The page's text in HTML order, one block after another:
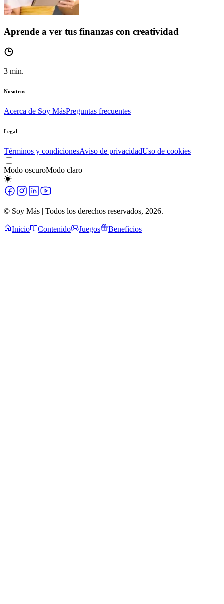
Aprende a ver tus finanzas con creatividad
3 min.
Nosotros
Acerca de Soy MásPreguntas frecuentes
Legal
Términos y condicionesAviso de privacidadUso de cookies
Modo oscuroModo claro
© Soy Más | Todos los derechos reservados, 2026.
Inicio Contenido Juegos Beneficios